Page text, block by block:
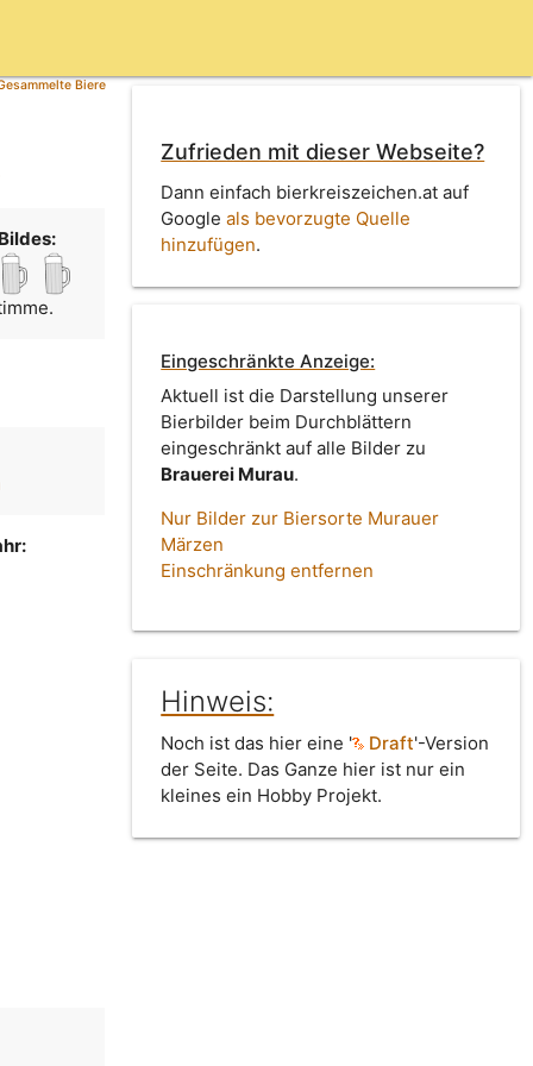
Biere
Zufrieden mit dieser Webseite?
Dann einfach bierkreiszeichen.at auf
Googleals bevorzugte Quelle
hinzufügen.
Eingeschränkte Anzeige:
Aktuell ist die Darstellung unserer
Bierbilder beim Durchblättern
eingeschränkt auf alle Bilder zu
Brauerei Murau.
Nur Bilder zur Biersorte Murauer
Märzen
Einschränkung entfernen
Hinweis:
Noch ist das hier eine ' Draft'-Version
der Seite. Das Ganze hier ist nur ein
kleines ein Hobby Projekt.